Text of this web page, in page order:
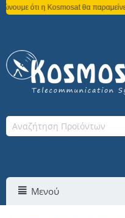
θα παραμείνει κλειστή
Μενού